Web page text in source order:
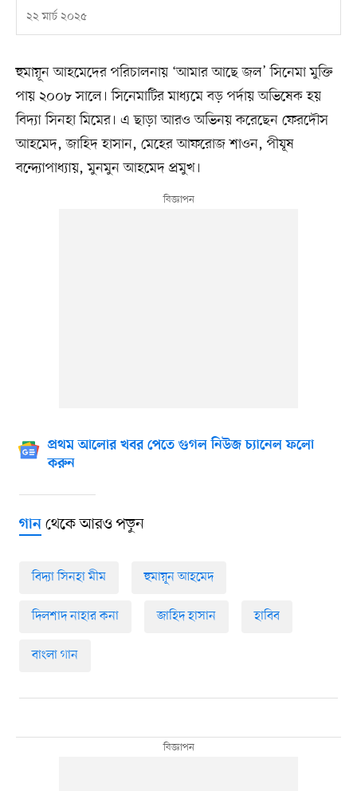
২২ মার্চ ২০২৫
হুমায়ূন আহমেদের পরিচালনায় ‘আমার আছে জল’ সিনেমা মুক্তি
পায় ২০০৮ সালে। সিনেমাটির মাধ্যমে বড় পর্দায় অভিষেক হয়
বিদ্যা সিনহা মিমের। এ ছাড়া আরও অভিনয় করেছেন ফেরদৌস
আহমেদ, জাহিদ হাসান, মেহের আফরোজ শাওন, পীযূষ
বন্দ্যোপাধ্যায়, মুনমুন আহমেদ প্রমুখ।
প্রথম আলোর খবর পেতে গুগল নিউজ চ্যানেল ফলো
করুন
গানথেকে আরও পড়ুন
বিদ্যা সিনহা মীম হুমায়ূন আহমেদ
দিলশাদ নাহার কনা জাহিদ হাসান হাবিব
বাংলা গান